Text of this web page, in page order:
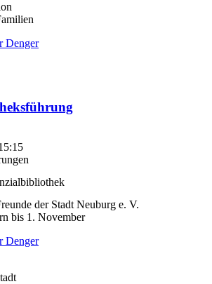
der Stadt Neuburg e. V.
bis 1. November